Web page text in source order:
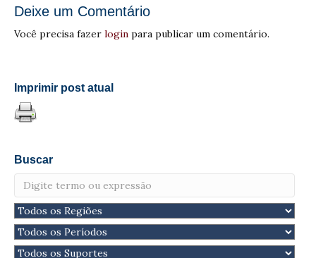
Deixe um Comentário
Você precisa fazer login para publicar um comentário.
Imprimir post atual
Buscar